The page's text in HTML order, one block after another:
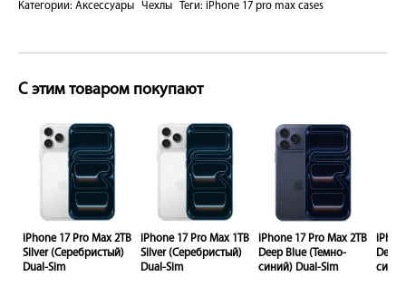
Категории: Аксессуары Чехлы Теги: iPhone 17 pro max cases
С этим товаром покупают
iPhone 17 Pro Max 2TB
Silver (Серебристый)
Dual-Sim
iPhone 17 Pro Max 1TB
Silver (Серебристый)
Dual-Sim
iPhone 17 Pro Max 2TB
Deep Blue (Темно-
синий) Dual-Sim
Deep